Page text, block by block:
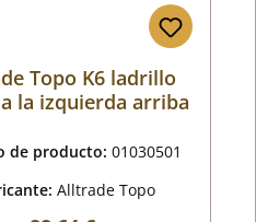
Topo K6 ladrillo
la izquierda arriba
de producto: 01030501
Alltrade Topo